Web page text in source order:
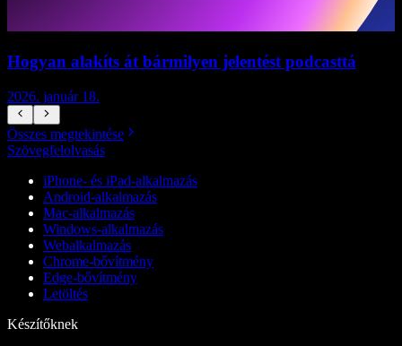
Hogyan alakíts át bármilyen jelentést podcasttá
2026. január 18.
Összes megtekintése
Szövegfelolvasás
iPhone- és iPad-alkalmazás
Android-alkalmazás
Mac-alkalmazás
Windows-alkalmazás
Webalkalmazás
Chrome-bővítmény
Edge-bővítmény
Letöltés
Készítőknek